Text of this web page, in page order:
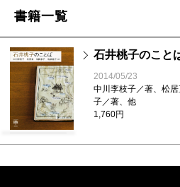
書籍一覧
石井桃子のこと
2014/05/23
中川李枝子／著、松
子／著、他
1,760円